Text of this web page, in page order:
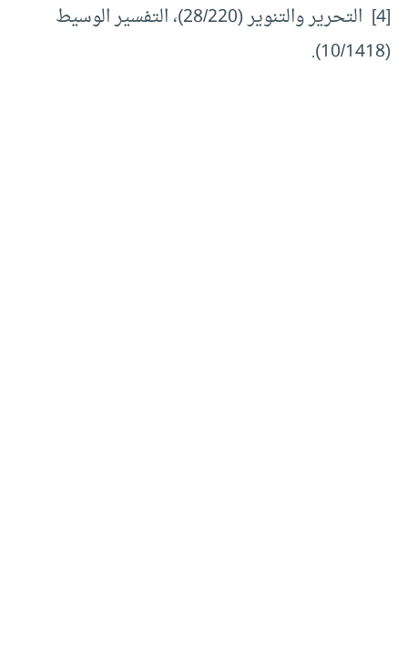
[4] التحرير والتنوير (28/220)، التفسير الوسيط
(10/1418).